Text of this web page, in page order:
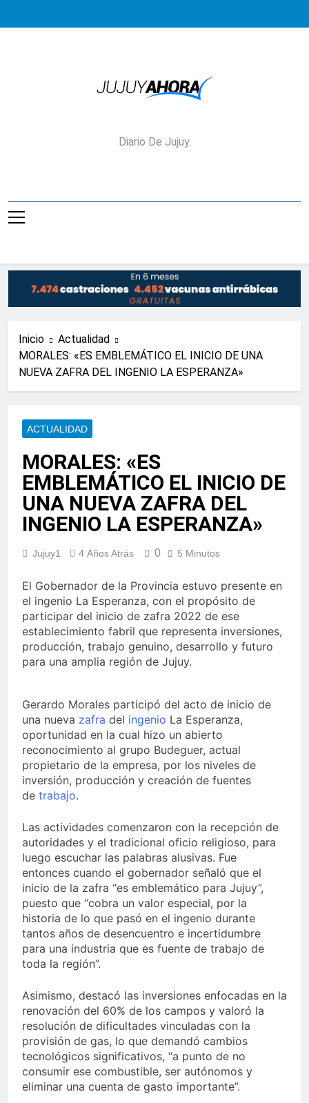
Jujuy Ahora!
Diario De Jujuy.
Inicio
Actualidad
MORALES: «ES EMBLEMÁTICO EL INICIO DE UNA
NUEVA ZAFRA DEL INGENIO LA ESPERANZA»
ACTUALIDAD
MORALES: «ES
EMBLEMÁTICO EL INICIO DE
UNA NUEVA ZAFRA DEL
INGENIO LA ESPERANZA»
Jujuy1 4 Años Atrás 0 5 Minutos
El Gobernador de la Provincia estuvo presente en
el ingenio La Esperanza, con el propósito de
participar del inicio de zafra 2022 de ese
establecimiento fabril que representa inversiones,
producción, trabajo genuino, desarrollo y futuro
para una amplia región de Jujuy.
Gerardo Morales participó del acto de inicio de
una nueva zafra del ingenio La Esperanza,
oportunidad en la cual hizo un abierto
reconocimiento al grupo Budeguer, actual
propietario de la empresa, por los niveles de
inversión, producción y creación de fuentes
de trabajo.
Las actividades comenzaron con la recepción de
autoridades y el tradicional oficio religioso, para
luego escuchar las palabras alusivas. Fue
entonces cuando el gobernador señaló que el
inicio de la zafra “es emblemático para Jujuy”,
puesto que “cobra un valor especial, por la
historia de lo que pasó en el ingenio durante
tantos años de desencuentro e incertidumbre
para una industria que es fuente de trabajo de
toda la región”.
Asimismo, destacó las inversiones enfocadas en la
renovación del 60% de los campos y valoró la
resolución de dificultades vinculadas con la
provisión de gas, lo que demandó cambios
tecnológicos significativos, “a punto de no
consumir ese combustible, ser autónomos y
eliminar una cuenta de gasto importante”.